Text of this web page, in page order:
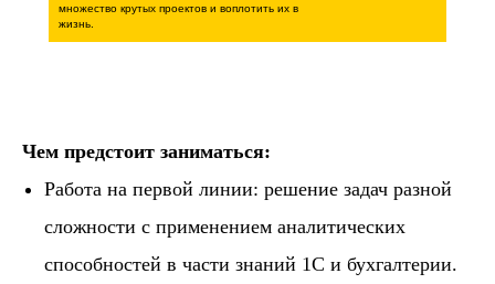
множество крутых проектов и воплотить их в
жизнь.
Чем предстоит заниматься:
Работа на первой линии: решение задач разной
сложности с применением аналитических
способностей в части знаний 1С и бухгалтерии.